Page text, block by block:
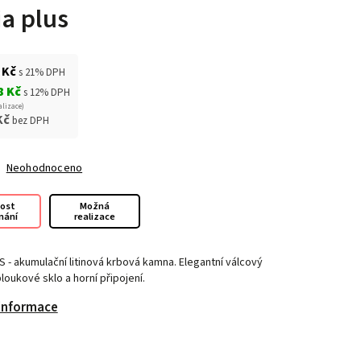
plus
s 21% DPH
Kčs 12% DPH
bez DPH
Možná
realizace
Neohodnoceno
- akumulační litinová krbová kamna. Elegantní válcový
sklo a horní připojení.